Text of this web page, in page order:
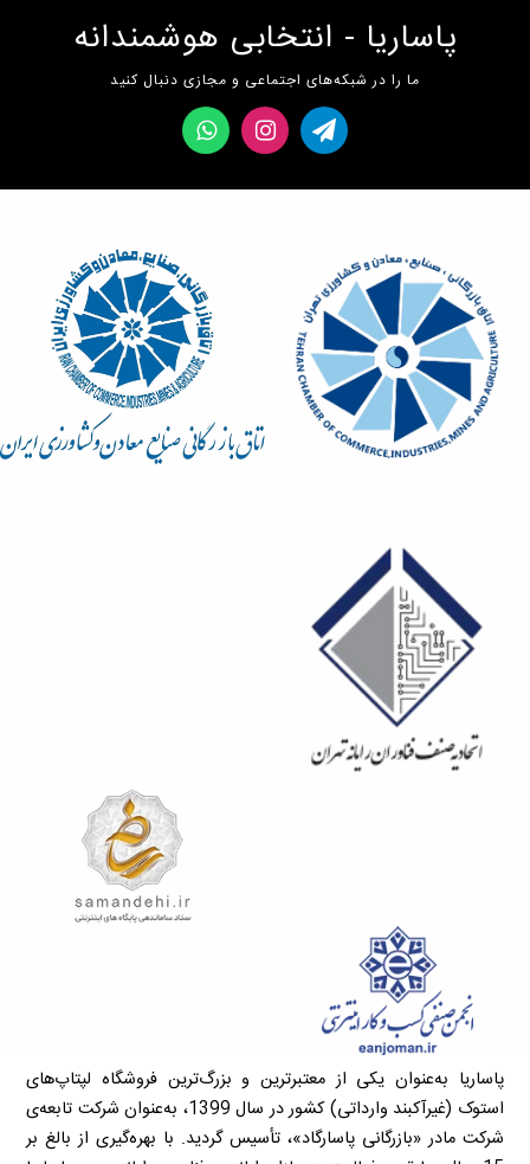
پاساریا - انتخابی هوشمندانه
ما را در شبکه‌های اجتماعی و مجازی دنبال کنید
پاساریا به‌عنوان یکی از معتبرترین و بزرگ‌ترین فروشگاه لپتاپ‌های
استوک (غیرآکبند وارداتی) کشور در سال 1399، به‌عنوان شرکت تابعه‌ی
شرکت مادر «بازرگانی پاسارگاد»، تأسیس گردید. با بهره‌گیری از بالغ بر